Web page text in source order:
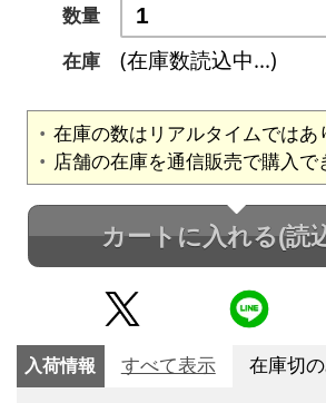
数量
在庫
(在庫数読込中...)
在庫の数はリアルタイムではあ
店舗の在庫を通信販売で購入で
カートに入れる(読
入荷情報 すべて表示 在庫切